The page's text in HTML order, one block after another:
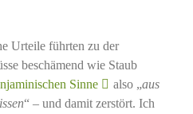
Urteile führten zu der
beschämend wie Staub
Sinne also „aus
“ – und damit zerstört. Ich